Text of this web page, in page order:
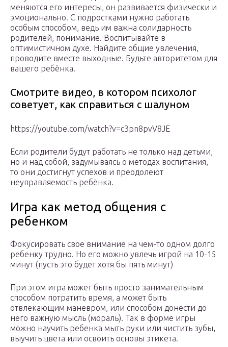
меняются его интересы, он развивается физически и
эмоционально. С подростками нужно работать
особым способом, ведь им важна солидарность
родителей, понимание. Воспитывайте в
оптимистичном духе. Найдите общие увлечения,
проводите вместе выходные. Будьте авторитетом для
вашего ребёнка.
Смотрите видео, в котором психолог
советует, как справиться с шалуном
https://youtube.com/watch?v=c3pn8pvV8JE
Если родители будут работать не только над детьми,
но и над собой, задумываясь о методах воспитания,
то они достигнут успехов и преодолеют
неуправляемость ребёнка.
Игра как метод общения с
ребенком
Фокусировать свое внимание на чем-то одном долго
ребенку трудно. Но его можно увлечь игрой на 10-15
минут (пусть это будет хотя бы пять минут)
При этом игра может быть просто занимательным
способом потратить время, а может быть
отвлекающим маневром, или способом донести до
него важную мысль (мораль). Так в форме игры
можно научить ребенка мыть руки или чистить зубы,
выучить цвета или освоить основы этикета.